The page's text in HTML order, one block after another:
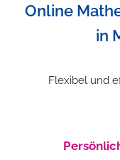
Online
in
Flexibel und